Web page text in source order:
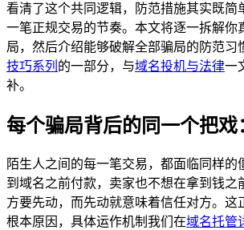
看清了这个共同逻辑，防范措施其实既简
一笔正规交易的节奏。本文将逐一拆解你
局，然后介绍能够破解全部骗局的防范习
技巧系列 的一部分，与域名投机与法律一
补。
每个骗局背后的同一个把戏
陌生人之间的每一笔交易，都面临同样的
到域名之前付款，卖家也不想在拿到钱之
方要先动，而先动就意味着信任对方。这
根本原因，具体运作机制我们在域名托管